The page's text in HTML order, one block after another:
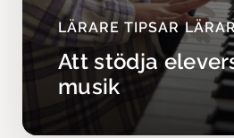
LÄRARE TIPSAR
Att stödja
musik